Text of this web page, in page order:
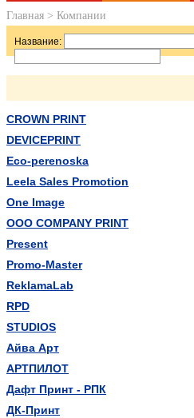
Главная > Компании
Название:
CROWN PRINT
DEVICEPRINT
Eco-perenoska
Leela Sales Promotion
One Image
OOO COMPANY PRINT
Present
Promo-Master
ReklamaLab
RPD
STUDIOS
Айва Арт
АРТПИЛОТ
Дафт Принт - РПК
ДК-Принт